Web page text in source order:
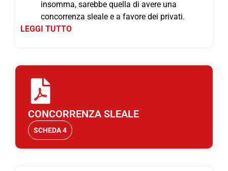
insomma, sarebbe quella di avere una
concorrenza sleale e a favore dei privati.
LEGGI TUTTO
CONCORRENZA SLEALE
SCHEDA 4